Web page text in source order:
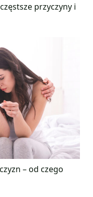
przyczyny i
– od czego